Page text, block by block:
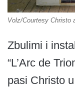
Volz/Courtesy Christo
Zbulimi i
“L’Arc de
pasi Christo